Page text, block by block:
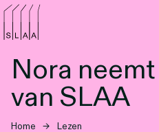
Nora
van SLAA
Home → Lezen
Agenda
Programma's
Lezen